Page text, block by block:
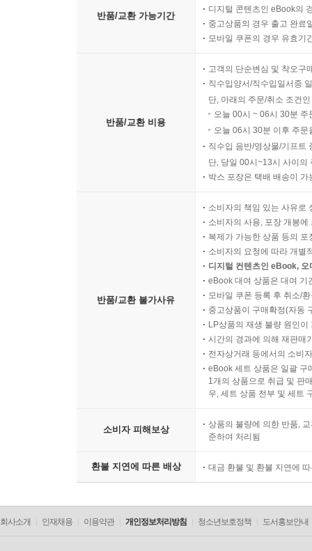
반품/교환 가능기간
디지털 콘텐츠인 eBook의
중고상품의 경우 출고 완료
모바일 쿠폰의 경우 유효기
반품/교환 비용
고객의 단순변심 및 착오구
직수입양서/직수입일서중
단, 아래의 주문/취소 조건
오늘 00시 ~ 06시 30분
오늘 06시 30분 이후 주
직수입 음반/영상물/기프트
단, 당일 00시~13시 사이의
박스 포장은 택배 배송이
반품/교환 불가사유
소비자의 책임 있는 사유로
소비자의 사용, 포장 개봉
복제가 가능한 상품 등의
소비자의 요청에 따라 개별
디지털 컨텐츠인 eBook,
eBook 대여 상품은 대여 기
모바일 쿠폰 등록 후 취소/
중고상품이 구매확정(자동
LP상품의 재생 불량 원인
시간의 경과에 의해 재판매
전자상거래 등에서의 소비
eBook 세트 상품은 일괄 구
1개의 상품으로 취급 및 판
우, 세트 상품 전부 및 세트
소비자 피해보상
상품의 불량에 의한 반품,
준하여 처리됨
환불 지연에 따른 배상 대금 환불 및 환불 지연에
회사소개 인재채용 이용약관 개인정보처리방침 청소년보호정책 도서홍보안내